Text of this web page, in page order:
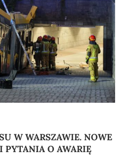
W WARSZAWIE. NOWE
PYTANIA O AWARIĘ